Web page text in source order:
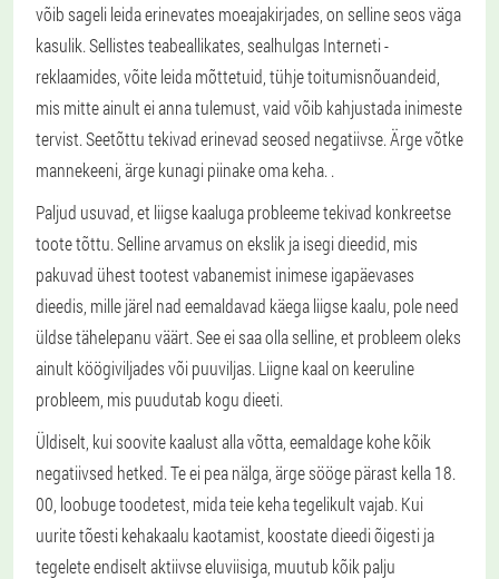
võib sageli leida erinevates moeajakirjades, on selline seos väga
kasulik. Sellistes teabeallikates, sealhulgas Interneti -
reklaamides, võite leida mõttetuid, tühje toitumisnõuandeid,
mis mitte ainult ei anna tulemust, vaid võib kahjustada inimeste
tervist. Seetõttu tekivad erinevad seosed negatiivse. Ärge võtke
mannekeeni, ärge kunagi piinake oma keha. .
Paljud usuvad, et liigse kaaluga probleeme tekivad konkreetse
toote tõttu. Selline arvamus on ekslik ja isegi dieedid, mis
pakuvad ühest tootest vabanemist inimese igapäevases
dieedis, mille järel nad eemaldavad käega liigse kaalu, pole need
üldse tähelepanu väärt. See ei saa olla selline, et probleem oleks
ainult köögiviljades või puuviljas. Liigne kaal on keeruline
probleem, mis puudutab kogu dieeti.
Üldiselt, kui soovite kaalust alla võtta, eemaldage kohe kõik
negatiivsed hetked. Te ei pea nälga, ärge sööge pärast kella 18.
00, loobuge toodetest, mida teie keha tegelikult vajab. Kui
uurite tõesti kehakaalu kaotamist, koostate dieedi õigesti ja
tegelete endiselt aktiivse eluviisiga, muutub kõik palju